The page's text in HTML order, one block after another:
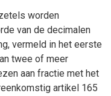
worden
van de decimalen
vermeld in het eerste
twee of meer
aan fractie met het
artikel 165